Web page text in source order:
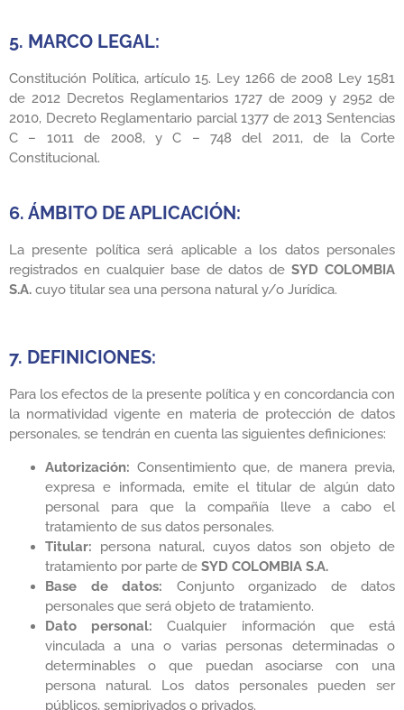
5. MARCO LEGAL:
Constitución Política, artículo 15. Ley 1266 de 2008 Ley 1581
de 2012 Decretos Reglamentarios 1727 de 2009 y 2952 de
2010, Decreto Reglamentario parcial 1377 de 2013 Sentencias
C – 1011 de 2008, y C – 748 del 2011, de la Corte
Constitucional.
6. ÁMBITO DE APLICACIÓN:
La presente política será aplicable a los datos personales
registrados en cualquier base de datos deSYD COLOMBIA
S.A. cuyo titular sea una persona natural y/o Jurídica.
7. DEFINICIONES:
Para los efectos de la presente política y en concordancia con
la normatividad vigente en materia de protección de datos
personales, se tendrán en cuenta las siguientes definiciones:
Autorización: Consentimiento que, de manera previa,
expresa e informada, emite el titular de algún dato
personal para que la compañía lleve a cabo el
tratamiento de sus datos personales.
Titular: persona natural, cuyos datos son objeto de
tratamiento por parte de SYD COLOMBIA S.A.
Base de datos: Conjunto organizado de datos
personales que será objeto de tratamiento.
Dato personal: Cualquier información que está
vinculada a una o varias personas determinadas o
determinables o que puedan asociarse con una
persona natural. Los datos personales pueden ser
públicos, semiprivados o privados.